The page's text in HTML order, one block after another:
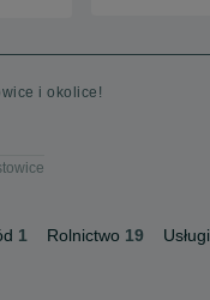
i okolice!
1 Rolnictwo 19 Usługi